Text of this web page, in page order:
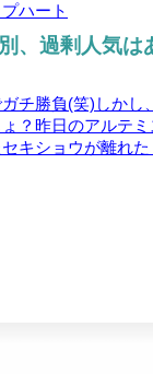
ハート
、過剰人気
チ勝負(笑)しかし
？昨日のアルテ
キショウが離れ